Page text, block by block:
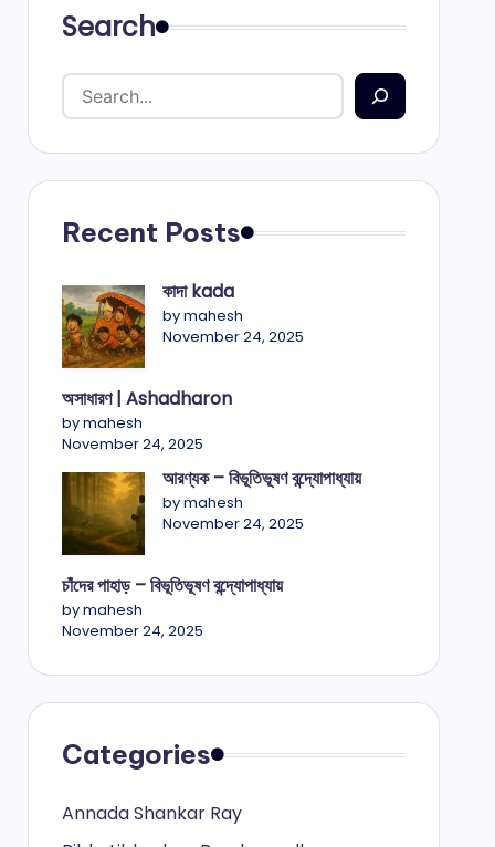
Search
Recent Posts
কাদা kada
by mahesh
November 24, 2025
অসাধারণ | Ashadharon
by mahesh
November 24, 2025
আরণ্যক – বিভূতিভূষণ বন্দ্যোপাধ্যায়
by mahesh
November 24, 2025
চাঁদের পাহাড় – বিভূতিভূষণ বন্দ্যোপাধ্যায়
by mahesh
November 24, 2025
Categories
Annada Shankar Ray